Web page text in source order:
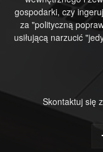
gospodarki, czy
za "polityczną
usiłującą narzucić
Skontaktuj się